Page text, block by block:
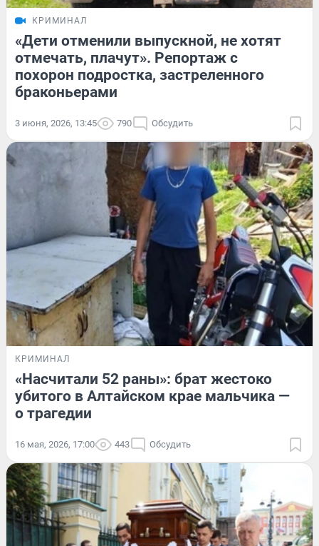
КРИМИНАЛ
«Дети отменили выпускной, не хотят
отмечать, плачут». Репортаж с
похорон подростка, застреленного
браконьерами
3 июня, 2026, 13:45 790 Обсудить
КРИМИНАЛ
«Насчитали 52 раны»: брат жестоко
убитого в Алтайском крае мальчика —
о трагедии
16 мая, 2026, 17:00 443 Обсудить